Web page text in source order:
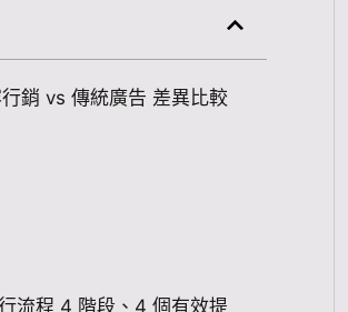
銷 vs 傳統廣告 差異比較
流程 4 階段、4 個有效提